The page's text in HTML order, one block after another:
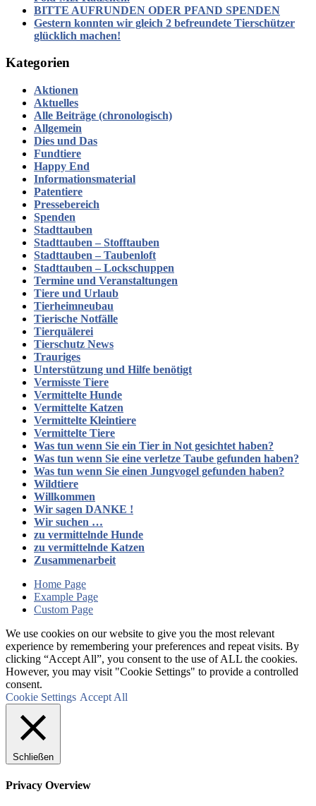
BITTE AUFRUNDEN ODER PFAND SPENDEN
Gestern konnten wir gleich 2 befreundete Tierschützer
glücklich machen!
Kategorien
Aktionen
Aktuelles
Alle Beiträge (chronologisch)
Allgemein
Dies und Das
Fundtiere
Happy End
Informationsmaterial
Patentiere
Pressebereich
Spenden
Stadttauben
Stadttauben – Stofftauben
Stadttauben – Taubenloft
Stadttauben – Lockschuppen
Termine und Veranstaltungen
Tiere und Urlaub
Tierheimneubau
Tierische Notfälle
Tierquälerei
Tierschutz News
Trauriges
Unterstützung und Hilfe benötigt
Vermisste Tiere
Vermittelte Hunde
Vermittelte Katzen
Vermittelte Kleintiere
Vermittelte Tiere
Was tun wenn Sie ein Tier in Not gesichtet haben?
Was tun wenn Sie eine verletze Taube gefunden haben?
Was tun wenn Sie einen Jungvogel gefunden haben?
Wildtiere
Willkommen
Wir sagen DANKE !
Wir suchen …
zu vermittelnde Hunde
zu vermittelnde Katzen
Zusammenarbeit
Home Page
Example Page
Custom Page
We use cookies on our website to give you the most relevant
experience by remembering your preferences and repeat visits. By
clicking “Accept All”, you consent to the use of ALL the cookies.
However, you may visit "Cookie Settings" to provide a controlled
consent.
Cookie Settings Accept All
Schließen
Privacy Overview